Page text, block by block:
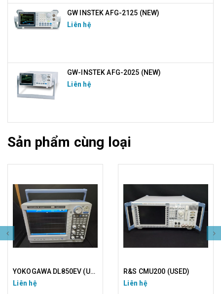
GW INSTEK AFG-2125 (NEW)
Liên hệ
GW-INSTEK AFG-2025 (NEW)
Liên hệ
Sản phẩm cùng loại
YOKOGAWA DL850EV (USED)
Liên hệ
R&S CMU200 (USED)
Liên hệ